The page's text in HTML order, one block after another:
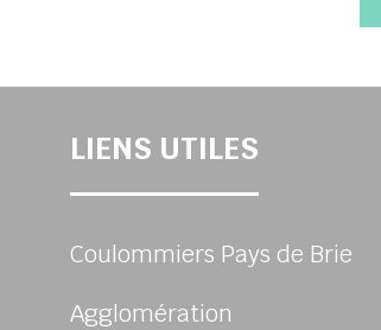
LIENS UTILES
Coulommiers Pays de Brie
Agglomération